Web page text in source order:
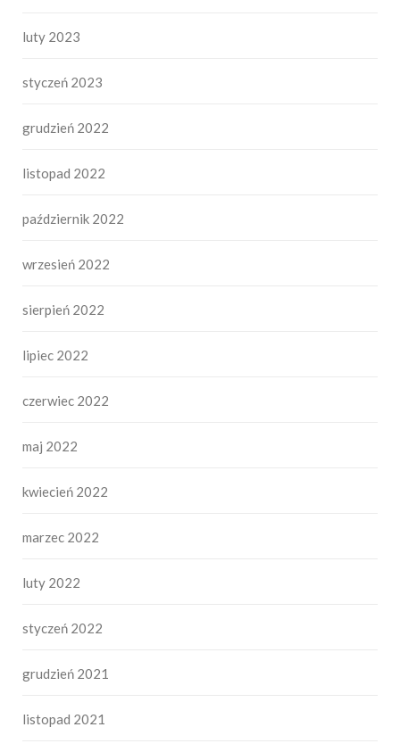
luty 2023
styczeń 2023
grudzień 2022
listopad 2022
październik 2022
wrzesień 2022
sierpień 2022
lipiec 2022
czerwiec 2022
maj 2022
kwiecień 2022
marzec 2022
luty 2022
styczeń 2022
grudzień 2021
listopad 2021